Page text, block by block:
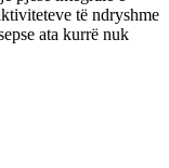
të ndryshme
ata kurrë nuk